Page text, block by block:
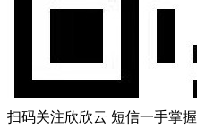
扫码关注欣欣云 短信一手掌握